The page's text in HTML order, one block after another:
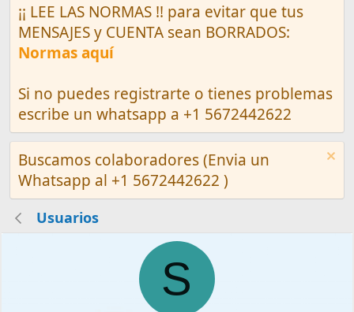
¡¡ LEE LAS NORMAS !! para evitar que tus
MENSAJES y CUENTA sean BORRADOS:
Normas aquí
Si no puedes registrarte o tienes problemas
escribe un whatsapp a +1 5672442622
Buscamos colaboradores (Envia un
Whatsapp al +1 5672442622 )
Usuarios
S